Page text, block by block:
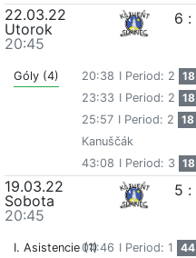
22.03.22
Utorok
20:45
6 :
Góly (4) 20:38 I Period: 2 18
23:33 I Period: 2 18
25:57 I Period: 2 18
Kanuščák
43:08 I Period: 3 18
19.03.22
Sobota
20:45
5 :
I. Asistencie (1)04:46 I Period: 1 44